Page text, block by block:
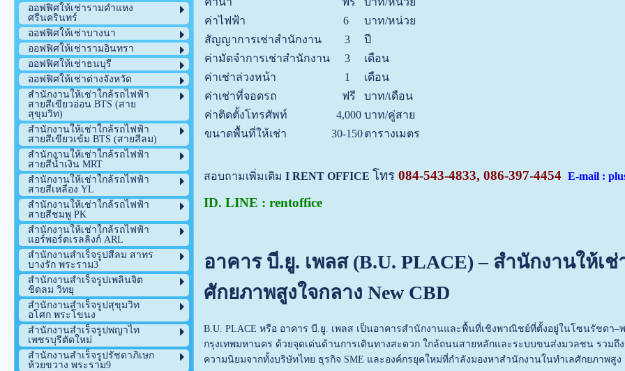
ออฟฟิศให้เช่ารามคำแหง
ศรีนครินทร์
ออฟฟิศให้เช่าบางนา
ออฟฟิศให้เช่ารามอินทรา
ออฟฟิศให้เช่าธนบุรี
ออฟฟิศให้เช่าต่างจังหวัด
สำนักงานให้เช่าใกล้รถไฟฟ้า
สายสีเขียวอ่อน BTS (สาย
สุขุมวิท)
สำนักงานให้เช่าใกล้รถไฟฟ้า
สายสีเขียวเข้ม BTS (สายสีลม)
สำนักงานให้เช่าใกล้รถไฟฟ้า
สายสีน้ำเงิน MRT
สำนักงานให้เช่าใกล้รถไฟฟ้า
สายสีเหลือง YL
สำนักงานให้เช่าใกล้รถไฟฟ้า
สายสีชมพู PK
สำนักงานให้เช่าใกล้รถไฟฟ้า
แอร์พอร์ตเรลลิงก์ ARL
สำนักงานสำเร็จรูปสีลม สาทร
บางรัก พระราม3
สำนักงานสำเร็จรูปเพลินจิต
ชิดลม วิทยุ
สำนักงานสำเร็จรูปสุขุมวิท
อโศก พระโขนง
สำนักงานสำเร็จรูปพญาไท
เพชรบุรีตัดใหม่
สำนักงานสำเร็จรูปรัชดาภิเษก
ห้วยขวาง พระราม9
ค่าไฟฟ้า
6
บาท/หน่วย
สัญญาการเช่าสำนักงาน
3
ปี
ค่ามัดจำการเช่าสำนักงาน
3
เดือน
ค่าเช่าล่วงหน้า
1
เดือน
ค่าเช่าที่จอดรถ
ฟรี
บาท/เดือน
ค่าติดตั้งโทรศัพท์
4,000 บาท/คู่สาย
ขนาดพื้นที่ให้เช่า
30-150ตารางเมตร
สอบถามเพิ่มเติม I RENT OFFICE โทร 084-543-4833, 086-397-4454 E-mail :
ID. LINE : rentoffice
อาคาร บี.ยู. เพลส (B.U. PLACE) – สำนักงานให้เ
ศักยภาพสูงใจกลาง New CBD
B.U. PLACE หรือ อาคาร บี.ยู. เพลส เป็นอาคารสำนักงานและพื้นที่เชิงพาณิชย์ที่ตั้งอยู่ในโซนรัชดา–
กรุงเทพมหานคร ด้วยจุดเด่นด้านการเดินทางสะดวก ใกล้ถนนสายหลักและระบบขนส่งมวลชน รวม
ความนิยมจากทั้งบริษัทไทย ธุรกิจ SME และองค์กรยุคใหม่ที่กำลังมองหาสำนักงานในทำเลศักยภาพสูง